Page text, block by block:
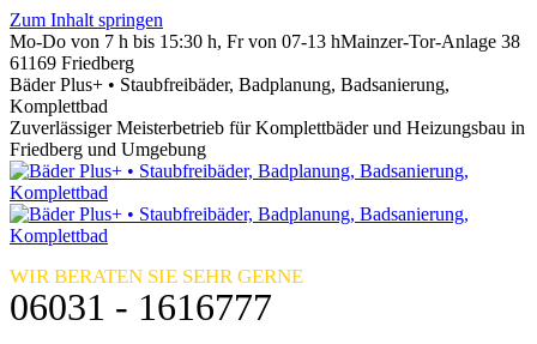
Zum Inhalt springen
Mo-Do von 7 h bis 15:30 h, Fr von 07-13 hMainzer-Tor-Anlage 38
61169 Friedberg
Bäder Plus+ • Staubfreibäder, Badplanung, Badsanierung,
Komplettbad
Zuverlässiger Meisterbetrieb für Komplettbäder und Heizungsbau in
Friedberg und Umgebung
WIR BERATEN SIE SEHR GERNE
06031 - 1616777